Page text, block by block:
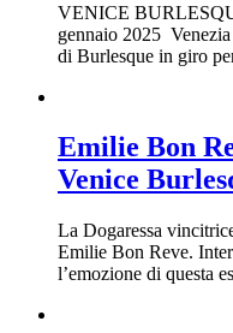
VENICE
gennaio 2025
di Burlesque in giro
Emilie Bon
Venice
La Dogaressa
Emilie Bon Reve.
l’emozione di questa